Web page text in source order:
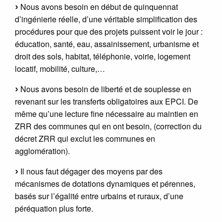
Nous avons besoin en début de quinquennat
d’ingénierie réelle, d’une véritable simplification des
procédures pour que des projets puissent voir le jour :
éducation, santé, eau, assainissement, urbanisme et
droit des sols, habitat, téléphonie, voirie, logement
locatif, mobilité, culture,…
Nous avons besoin de liberté et de souplesse en
revenant sur les transferts obligatoires aux EPCI. De
même qu’une lecture fine nécessaire au maintien en
ZRR des communes qui en ont besoin, (correction du
décret ZRR qui exclut les communes en
agglomération).
Il nous faut dégager des moyens par des
mécanismes de dotations dynamiques et pérennes,
basés sur l’égalité entre urbains et ruraux, d’une
péréquation plus forte.